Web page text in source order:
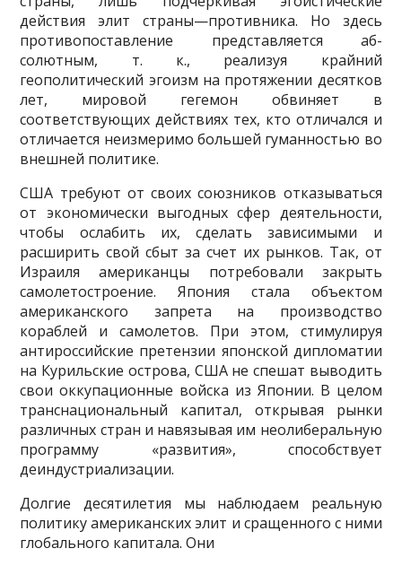
действия элит страны—противника. Но здесь
противопоставление представляется аб­
солютным, т. к., реализуя крайний
геополитический эгоизм на протяже­нии десятков
лет, мировой гегемон обвиняет в
соответствующих дейст­виях тех, кто отличался и
отличается неизмеримо большей гуманностью во
внешней политике.
США требуют от своих союзников отказываться
от экономически вы­годных сфер деятельности,
чтобы ослабить их, сделать зависимыми и
расширить свой сбыт за счет их рынков. Так, от
Израиля американцы потребовали закрыть
самолетостроение. Япония стала объектом
амери­канского запрета на производство
кораблей и самолетов. При этом, сти­мулируя
антироссийские претензии японской дипломатии
на Куриль­ские острова, США не спешат выводить
свои оккупационные войска из Японии. В целом
транснациональный капитал, открывая рынки
различ­ных стран и навязывая им неолиберальную
программу «развития», спо­собствует
деиндустриализации.
Долгие десятилетия мы наблюдаем реальную
политику американских элит и сращенного с ними
глобального капитала. Они